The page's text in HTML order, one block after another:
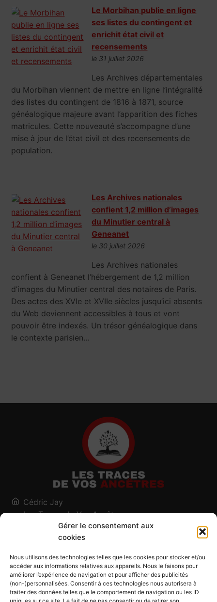
Gérer le consentement aux
cookies
Nous utilisons des technologies telles que les cookies pour stocker et/ou
accéder aux informations relatives aux appareils. Nous le faisons pour
améliorer l’expérience de navigation et pour afficher des publicités
(non-)personnalisées. Consentir à ces technologies nous autorisera à
traiter des données telles que le comportement de navigation ou les ID
Le Morbihan publie en ligne
ses listes du contingent et
enrichit état civil et
recensements
le 31 juillet 2026
Les Archives départementales
du Morbihan viennent de mettre en ligne l’intégralité
des listes du contingent de 1816 à 1871, source
généalogique majeure avant l’apparition des fiches
matricules. Cette nouveauté s’accompagne d’une
mise à jour de l’état civil et des recensements de
population.
Les Archives nationales
confient 1,2 million d’images
du Minutier central à
Geneanet
le 30 juillet 2026
Les Archives nationales
confient à Geneanet l’hébergement de 1,2 million
d’images du Minutier central des notaires de Paris.
Des actes des XVIe et XVIIe siècles jusqu’ici absents
du Web deviennent accessibles à tous et vont
pouvoir être indexés. Un trésor généalogique dans
le contexte parisien...
Cédric Jay
Les Traces de Vos Ancêtres
120, chemin des Salines
73200 Albertville - Savoie
Blog
Outils généalogiques
Contact